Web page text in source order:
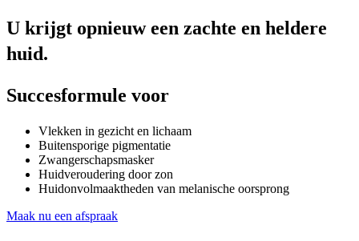
U krijgt opnieuw een zachte en heldere
huid.
Succesformule voor
Vlekken in gezicht en lichaam
Buitensporige pigmentatie
Zwangerschapsmasker
Huidveroudering door zon
Huidonvolmaaktheden van melanische oorsprong
Maak nu een afspraak